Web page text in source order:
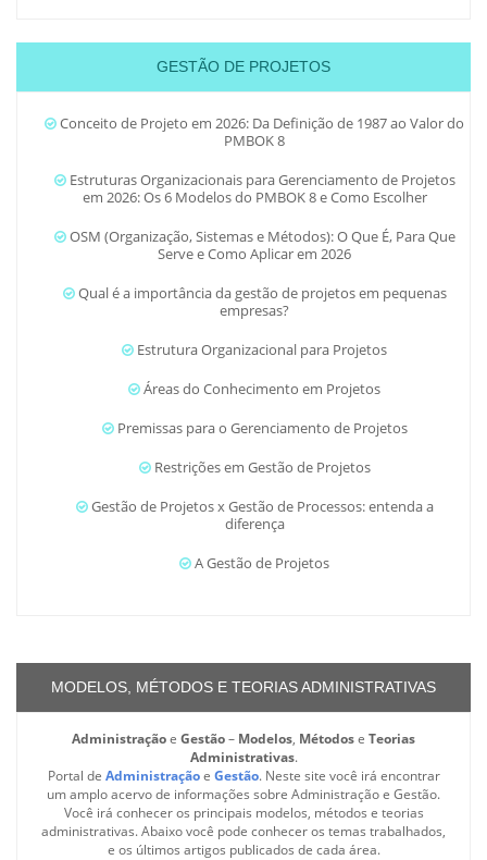
GESTÃO DE PROJETOS
Conceito de Projeto em 2026: Da Definição de 1987 ao Valor do
PMBOK 8
Estruturas Organizacionais para Gerenciamento de Projetos
em 2026: Os 6 Modelos do PMBOK 8 e Como Escolher
OSM (Organização, Sistemas e Métodos): O Que É, Para Que
Serve e Como Aplicar em 2026
Qual é a importância da gestão de projetos em pequenas
empresas?
Estrutura Organizacional para Projetos
Áreas do Conhecimento em Projetos
Premissas para o Gerenciamento de Projetos
Restrições em Gestão de Projetos
Gestão de Projetos x Gestão de Processos: entenda a
diferença
A Gestão de Projetos
MODELOS, MÉTODOS E TEORIAS ADMINISTRATIVAS
Administraçãoe Gestão– Modelos, Métodose Teorias
Administrativas.
Portal de Administraçãoe Gestão. Neste site você irá encontrar
um amplo acervo de informações sobre Administração e Gestão.
Você irá conhecer os principais modelos, métodos e teorias
administrativas. Abaixo você pode conhecer os temas trabalhados,
e os últimos artigos publicados de cada área.